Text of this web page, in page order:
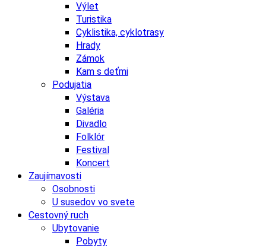
Výlet
Turistika
Cyklistika, cyklotrasy
Hrady
Zámok
Kam s deťmi
Podujatia
Výstava
Galéria
Divadlo
Folklór
Festival
Koncert
Zaujímavosti
Osobnosti
U susedov vo svete
Cestovný ruch
Ubytovanie
Pobyty